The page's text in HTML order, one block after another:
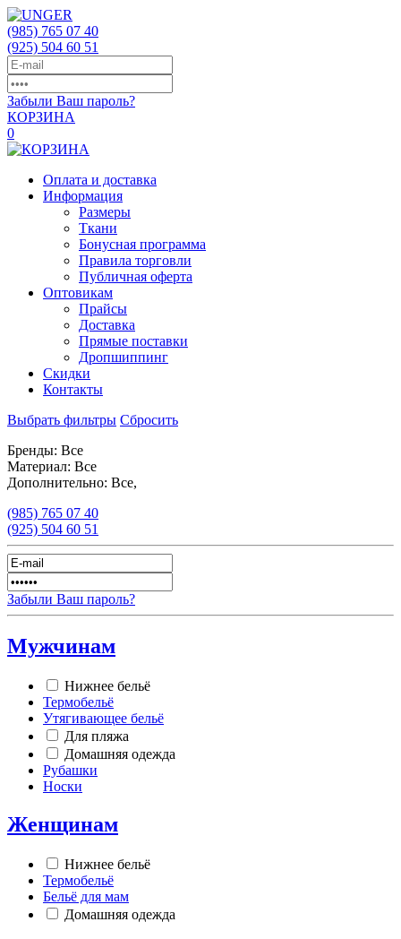
(985) 765 07 40
(925) 504 60 51
Забыли Ваш пароль?
КОРЗИНА
0
Оплата и доставка
Информация
Размеры
Ткани
Бонусная программа
Правила торговли
Публичная оферта
Оптовикам
Прайсы
Доставка
Прямые поставки
Дропшиппинг
Скидки
Контакты
Выбрать фильтры Сбросить
Бренды: Все
Материал: Все
Дополнительно: Все,
(985) 765 07 40
(925) 504 60 51
Забыли Ваш пароль?
Мужчинам
Нижнее бельё
Термобельё
Утягивающее бельё
Для пляжа
Домашняя одежда
Рубашки
Носки
Женщинам
Нижнее бельё
Термобельё
Бельё для мам
Домашняя одежда